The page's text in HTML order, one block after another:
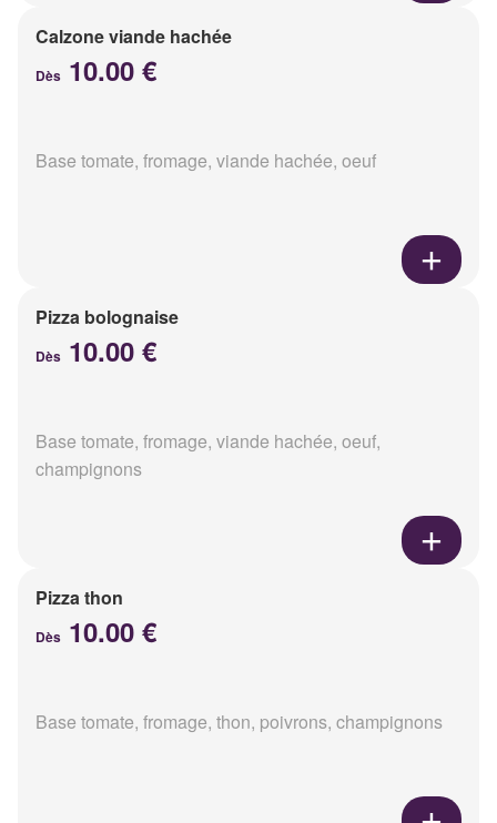
Calzone viande hachée
Dès 10.00 €
Base tomate, fromage, viande hachée, oeuf
Pizza bolognaise
Dès 10.00 €
Base tomate, fromage, viande hachée, oeuf,
champignons
Pizza thon
Dès 10.00 €
Base tomate, fromage, thon, poivrons, champignons